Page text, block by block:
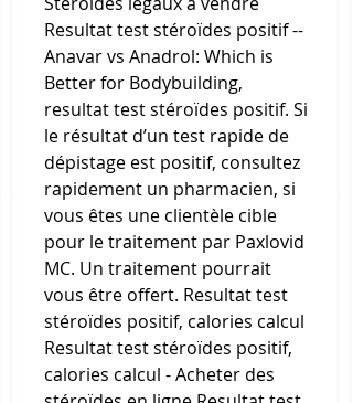
Resultat test stéroïdes positif --
Anavar vs Anadrol: Which is
Better for Bodybuilding,
resultat test stéroïdes positif. Si
le résultat d’un test rapide de
dépistage est positif, consultez
rapidement un pharmacien, si
vous êtes une clientèle cible
pour le traitement par Paxlovid
MC. Un traitement pourrait
vous être offert. Resultat test
stéroïdes positif, calories calcul
Resultat test stéroïdes positif,
calories calcul - Acheter des